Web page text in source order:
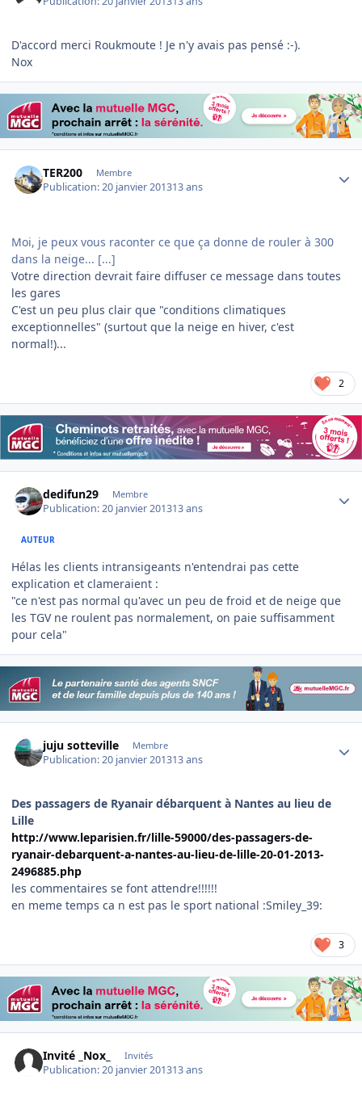
D'accord merci Roukmoute ! Je n'y avais pas pensé :-).
Nox
TER200 Membre
Publication:20 janvier 201313 ans
Moi, je peux vous raconter ce que ça donne de rouler à 300
dans la neige... [...]
Votre direction devrait faire diffuser ce message dans toutes
les gares
C'est un peu plus clair que "conditions climatiques
exceptionnelles" (surtout que la neige en hiver, c'est
normal!)...
2
dedifun29 Membre
Publication:20 janvier 201313 ans
AUTEUR
Hélas les clients intransigeants n'entendrai pas cette
explication et clameraient :
"ce n'est pas normal qu'avec un peu de froid et de neige que
les TGV ne roulent pas normalement, on paie suffisamment
pour cela"
juju sotteville Membre
Publication:20 janvier 201313 ans
Des passagers de Ryanair débarquent à Nantes au lieu de
Lille
http://www.leparisien.fr/lille-59000/des-passagers-de-
ryanair-debarquent-a-nantes-au-lieu-de-lille-20-01-2013-
2496885.php
les commentaires se font attendre!!!!!!
en meme temps ca n est pas le sport national :Smiley_39:
3
Invité _Nox_ Invités
Publication:20 janvier 201313 ans